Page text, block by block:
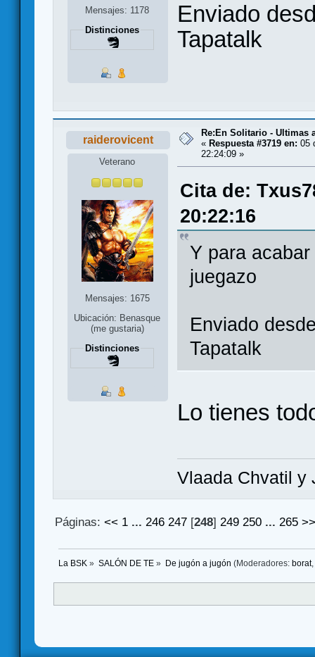
Mensajes: 1178
Distinciones
Enviado
Tapatalk
raiderovicent
Veterano
Mensajes: 1675
Ubicación: Benasque
(me gustaria)
Distinciones
Re:En Solitario - Ultimas
« Respuesta #3719 en: 05
22:24:09 »
Cita de:
20:22:16
Y para
juegazo
Enviado
Tapatalk
Lo tienes
Vlaada Chvatil y
Páginas:<< 1 ...246 247 [248]249 250 ...265
La BSK » SALÓN DE TE» De jugón a jugón (Moderadores: borat,